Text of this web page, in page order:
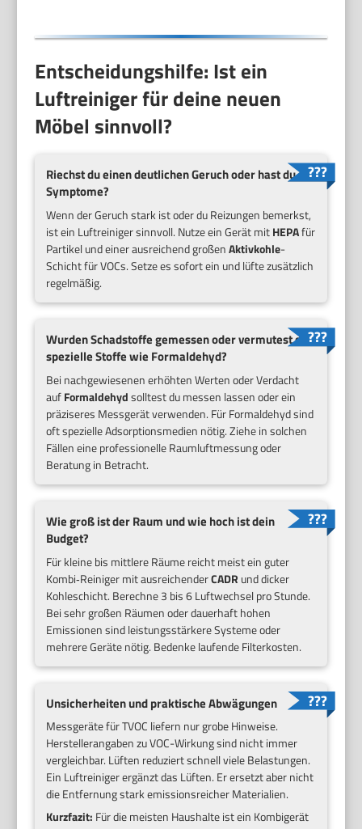
Entscheidungshilfe: Ist ein
Luftreiniger für deine neuen
Möbel sinnvoll?
Riechst du einen deutlichen Geruch oder hast du
Symptome?
Wenn der Geruch stark ist oder du Reizungen bemerkst,
ist ein Luftreiniger sinnvoll. Nutze ein Gerät mitHEPAfür
Partikel und einer ausreichend großenAktivkohle-
Schicht für VOCs. Setze es sofort ein und lüfte zusätzlich
regelmäßig.
Wurden Schadstoffe gemessen oder vermutest du
spezielle Stoffe wie Formaldehyd?
Bei nachgewiesenen erhöhten Werten oder Verdacht
aufFormaldehydsolltest du messen lassen oder ein
präziseres Messgerät verwenden. Für Formaldehyd sind
oft spezielle Adsorptionsmedien nötig. Ziehe in solchen
Fällen eine professionelle Raumluftmessung oder
Beratung in Betracht.
Wie groß ist der Raum und wie hoch ist dein
Budget?
Für kleine bis mittlere Räume reicht meist ein guter
Kombi‑Reiniger mit ausreichenderCADR und dicker
Kohleschicht. Berechne 3 bis 6 Luftwechsel pro Stunde.
Bei sehr großen Räumen oder dauerhaft hohen
Emissionen sind leistungsstärkere Systeme oder
mehrere Geräte nötig. Bedenke laufende Filterkosten.
Unsicherheiten und praktische Abwägungen
Messgeräte für TVOC liefern nur grobe Hinweise.
Herstellerangaben zu VOC-Wirkung sind nicht immer
vergleichbar. Lüften reduziert schnell viele Belastungen.
Ein Luftreiniger ergänzt das Lüften. Er ersetzt aber nicht
die Entfernung stark emissionsreicher Materialien.
Kurzfazit: Für die meisten Haushalte ist ein Kombigerät